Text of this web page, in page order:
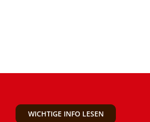
WICHTIGE INFO LESEN